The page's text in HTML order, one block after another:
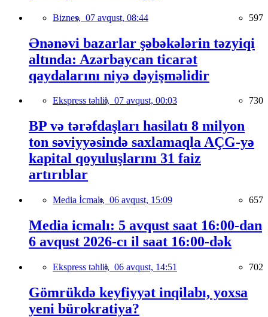
Biznes, 07 avqust, 08:44 597
Ənənəvi bazarlar şəbəkələrin təzyiqi
altında: Azərbaycan ticarət
qaydalarını niyə dəyişməlidir
Ekspress təhlil, 07 avqust, 00:03 730
BP və tərəfdaşları hasilatı 8 milyon
ton səviyyəsində saxlamaqla AÇG-yə
kapital qoyuluşlarını 31 faiz
artırıblar
Media İcmalı, 06 avqust, 15:09 657
Media icmalı: 5 avqust saat 16:00-dan
6 avqust 2026-cı il saat 16:00-dək
Ekspress təhlil, 06 avqust, 14:51 702
Gömrükdə keyfiyyət inqilabı, yoxsa
yeni bürokratiya?